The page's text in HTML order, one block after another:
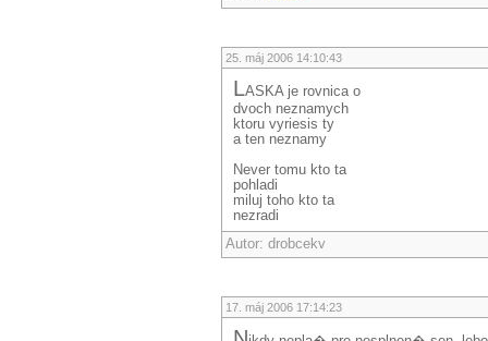
25. máj 2006 14:10:43
LASKA je rovnica o
dvoch neznamych
ktoru vyriesis ty
a ten neznamy
Never tomu kto ta
pohladi
miluj toho kto ta
nezradi
Autor: drobcekv
17. máj 2006 17:14:23